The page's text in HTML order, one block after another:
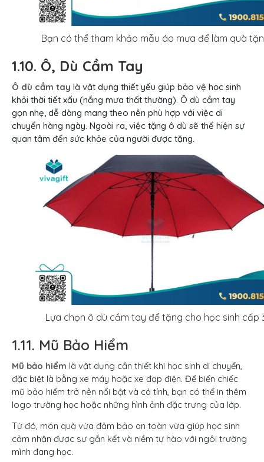
Bạn có thể tham khảo mẫu áo mưa để làm quà
1.10. Ô, Dù Cầm Tay
Ô dù cầm tay là vật dụng thiết yếu giúp bảo vệ học sinh
khỏi thời tiết xấu (nắng mưa thất thường). Ô dù cầm tay
gọn nhẹ, dễ dàng mang theo nên phù hợp với việc di
chuyển hàng ngày. Ngoài ra, việc tặng ô dù sẽ thể hiện sự
quan tâm đến sức khỏe của người được tặng.
Lựa chọn ô dù cầm tay để tặng cho học sinh cấp
1.11. Mũ Bảo Hiểm
Mũ bảo hiểm là vật dụng cần thiết khi học sinh di chuyển,
đặc biệt là bằng xe máy hoặc xe đạp điện. Để biến chiếc
mũ bảo hiểm trở nên nổi bật và cá tính, bạn có thể in thêm
logo trường học hoặc những hình ảnh đặc trưng của lớp.
Từ đó, món quà vừa đảm bảo an toàn vừa giúp học sinh
cảm nhận được sự gắn kết và niềm tự hào với ngôi trường
mình đang học.